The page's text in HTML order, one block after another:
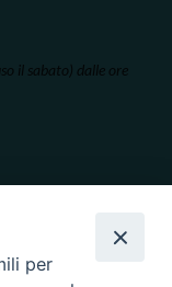
il sabato) dalle ore
per